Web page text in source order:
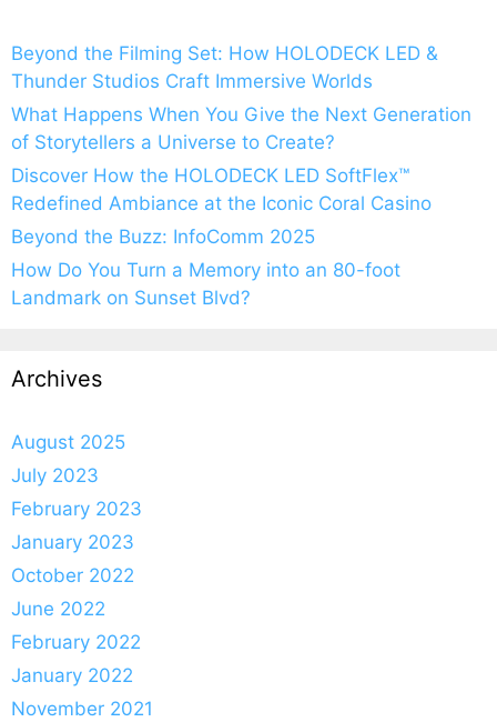
Beyond the Filming Set: How HOLODECK LED &
Thunder Studios Craft Immersive Worlds
What Happens When You Give the Next Generation
of Storytellers a Universe to Create?
Discover How the HOLODECK LED SoftFlex™
Redefined Ambiance at the Iconic Coral Casino
Beyond the Buzz: InfoComm 2025
How Do You Turn a Memory into an 80-foot
Landmark on Sunset Blvd?
Archives
August 2025
July 2023
February 2023
January 2023
October 2022
June 2022
February 2022
January 2022
November 2021